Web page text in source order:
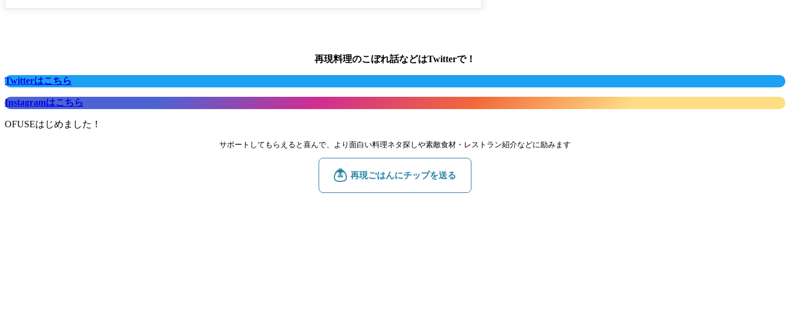
再現料理のこぼれ話などはTwitterで！
Twitterはこちら
Instagramはこちら
OFUSEはじめました！
サポートしてもらえると喜んで、より面白い料理ネタ探しや素敵食材・レストラン紹介などに励みます